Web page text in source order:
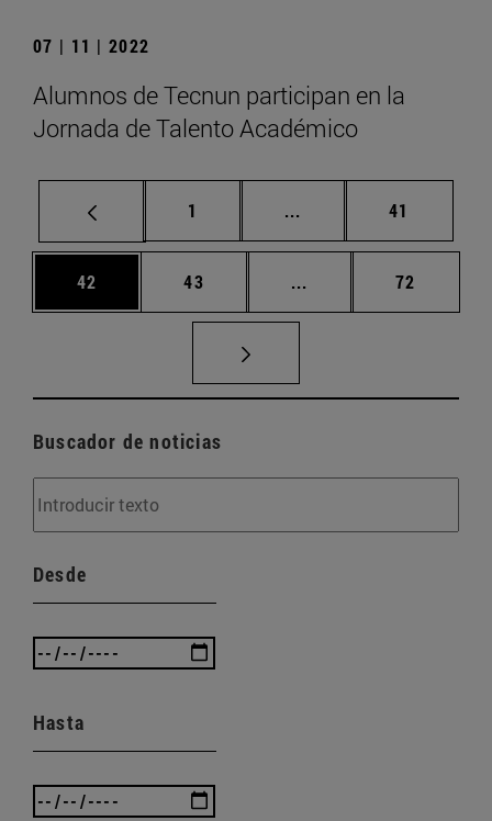
07 | 11 | 2022
Alumnos de Tecnun participan en la
Jornada de Talento Académico
Página
1 ... Páginas intermedias
Página
41
Página
42 Página
43 ... Páginas intermedias
Página
72
Buscador de noticias
Desde
Hasta